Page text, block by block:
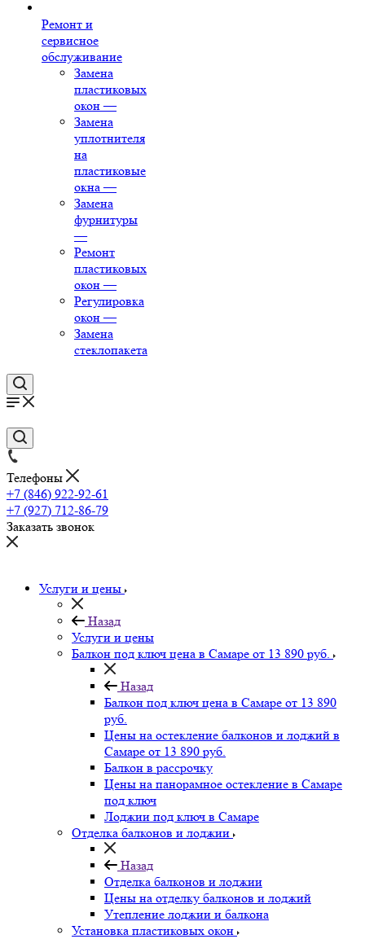
Ремонт и
сервисное
обслуживание
Замена
пластиковых
окон —
Замена
уплотнителя
на
пластиковые
окна —
Замена
фурнитуры
—
Ремонт
пластиковых
окон —
Регулировка
окон —
Замена
стеклопакета
Телефоны
+7 (846) 922-92-61
+7 (927) 712-86-79
Заказать звонок
Услуги и цены
Назад
Услуги и цены
Балкон под ключ цена в Самаре от 13 890 руб.
Назад
Балкон под ключ цена в Самаре от 13 890
руб.
Цены на остекление балконов и лоджий в
Самаре от 13 890 руб.
Балкон в рассрочку
Цены на панорамное остекление в Самаре
под ключ
Лоджии под ключ в Самаре
Отделка балконов и лоджии
Назад
Отделка балконов и лоджии
Цены на отделку балконов и лоджий
Утепление лоджии и балкона
Установка пластиковых окон